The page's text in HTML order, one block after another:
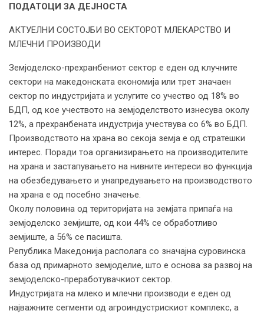
ПОДАТОЦИ ЗА ДЕЈНОСТА
АКТУЕЛНИ СОСТОЈБИ ВО СЕКТОРОТ МЛЕКАРСТВО И
МЛЕЧНИ ПРОИЗВОДИ
Земјоделско-прехранбениот сектор е еден од клучните
сектори на македонската економија или трет значаен
сектор по индустријата и услугите со учество од 18% во
БДП, од кое учеството на земјоделството изнесува околу
12%, а прехранбената индустрија учествува со 6% во БДП.
Производството на храна во секоја земја е од стратешки
интерес. Поради тоа организирањето на производителите
на храна и застапувањето на нивните интереси во функција
на обезбедувањето и унапредувањето на производството
на храна е од посебно значење.
Околу половина од територијата на земјата припаѓа на
земјоделско земјиште, од кои 44% се обработливо
земјиште, а 56% се пасишта.
Република Македонија располага со значајна суровинска
база од примарното земјоделие, што е основа за развој на
земјоделско-преработувачкиот сектор.
Индустријата на млеко и млечни производи е еден од
најважните сегменти од агроиндустрискиот комплекс, а